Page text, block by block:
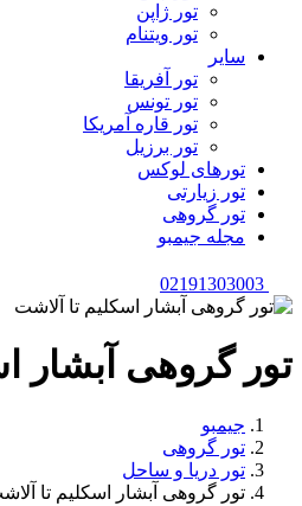
تور ژاپن
تور ویتنام
سایر
تور آفریقا
تور تونس
تور قاره آمریکا
تور برزیل
تورهای لوکس
تور زیارتی
تور گروهی
مجله جیمبو
02191303003
تور گروهی آبشار
جیمبو
تور گروهی
تور دریا و ساحل
تور گروهی آبشار اسکلیم تا